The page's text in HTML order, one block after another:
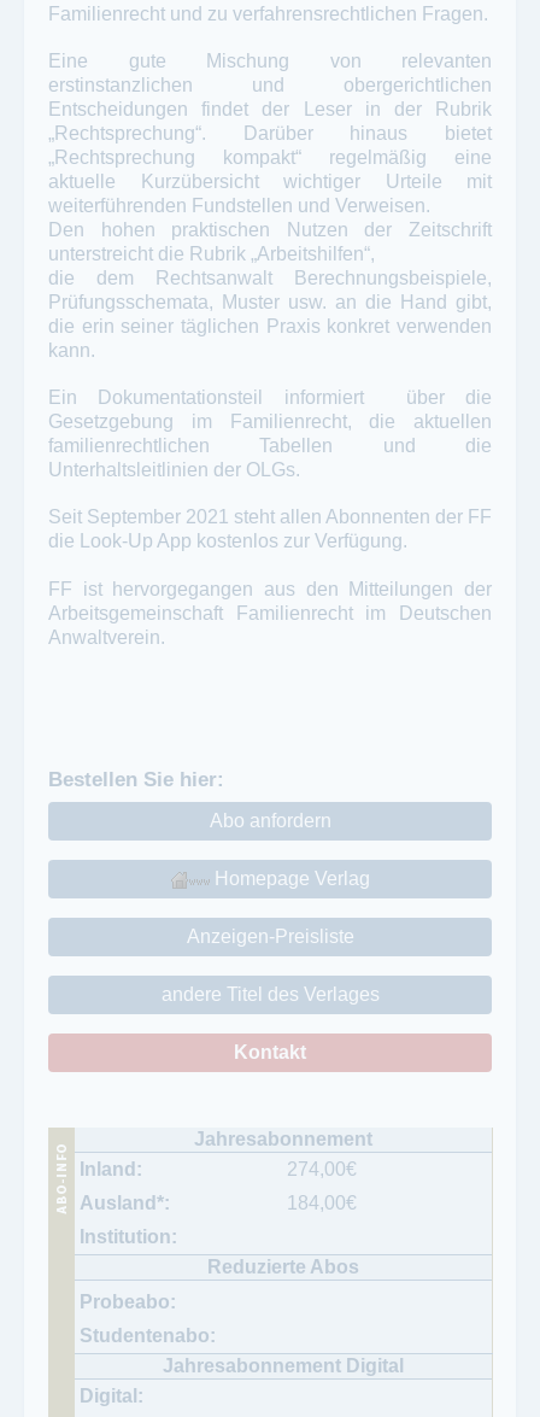
Familienrecht und zu verfahrensrechtlichen Fragen.
Eine gute Mischung von relevanten
erstinstanzlichen und obergerichtlichen
Entscheidungen findet der Leser in der Rubrik
„Rechtsprechung“. Darüber hinaus bietet
„Rechtsprechung kompakt“ regelmäßig eine
aktuelle Kurzübersicht wichtiger Urteile mit
weiterführenden Fundstellen und Verweisen.
Den hohen praktischen Nutzen der Zeitschrift
unterstreicht die Rubrik „Arbeitshilfen“,
die dem Rechtsanwalt Berechnungsbeispiele,
Prüfungsschemata, Muster usw. an die Hand gibt,
die erin seiner täglichen Praxis konkret verwenden
kann.
Ein Dokumentationsteil informiert über die
Gesetzgebung im Familienrecht, die aktuellen
familienrechtlichen Tabellen und die
Unterhaltsleitlinien der OLGs.
Seit September 2021 steht allen Abonnenten der FF
die Look-Up App kostenlos zur Verfügung.
FF ist hervorgegangen aus den Mitteilungen der
Arbeitsgemeinschaft Familienrecht im Deutschen
Anwaltverein.
Bestellen Sie hier:
Abo anfordern
Homepage Verlag
Anzeigen-Preisliste
andere Titel des Verlages
Kontakt
274,00€
184,00€